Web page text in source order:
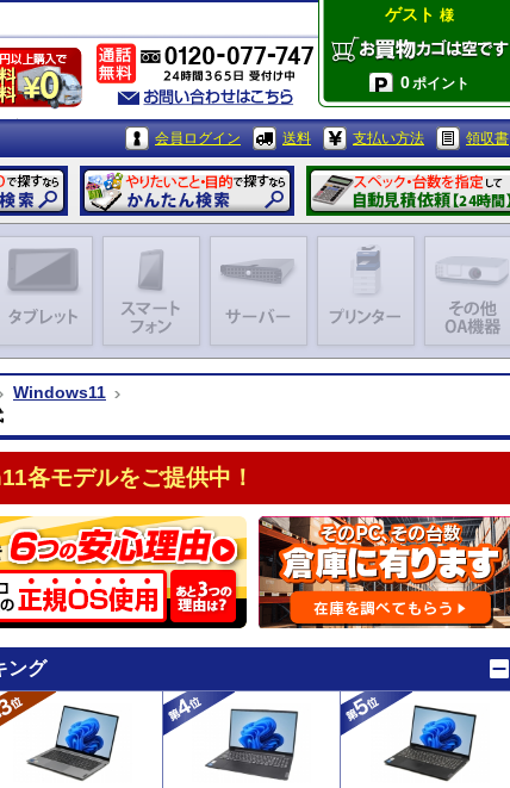
ゲスト 様
0ポイント
会員ログイン 送料 支払い方法 領収書
Windows11
各モデルをご提供中！
ング